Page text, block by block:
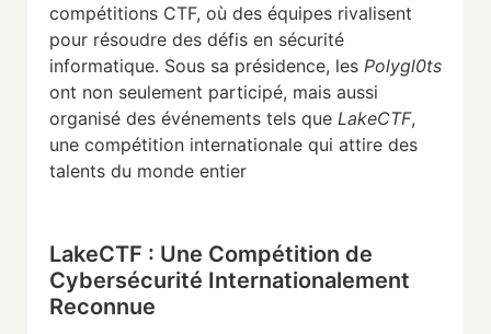
compétitions CTF, où des équipes rivalisent
pour résoudre des défis en sécurité
informatique. Sous sa présidence, les Polygl0ts
ont non seulement participé, mais aussi
organisé des événements tels que LakeCTF,
une compétition internationale qui attire des
talents du monde entier​
LakeCTF : Une Compétition de
Cybersécurité Internationalement
Reconnue